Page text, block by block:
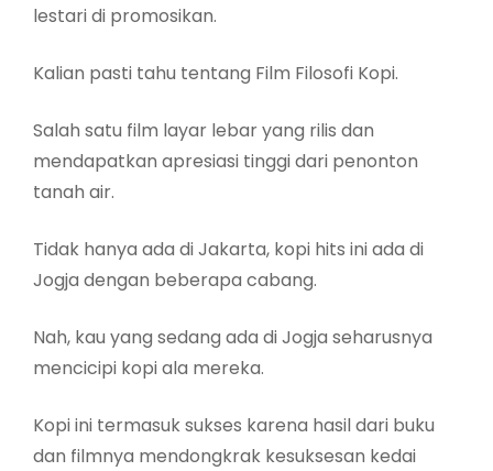
lestari di promosikan.
Kalian pasti tahu tentang Film Filosofi Kopi.
Salah satu film layar lebar yang rilis dan
mendapatkan apresiasi tinggi dari penonton
tanah air.
Tidak hanya ada di Jakarta, kopi hits ini ada di
Jogja dengan beberapa cabang.
Nah, kau yang sedang ada di Jogja seharusnya
mencicipi kopi ala mereka.
Kopi ini termasuk sukses karena hasil dari buku
dan filmnya mendongkrak kesuksesan kedai